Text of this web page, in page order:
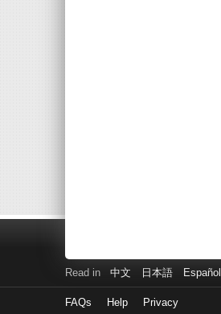
Read in 中文 日本語 Español
FAQs Help Privacy